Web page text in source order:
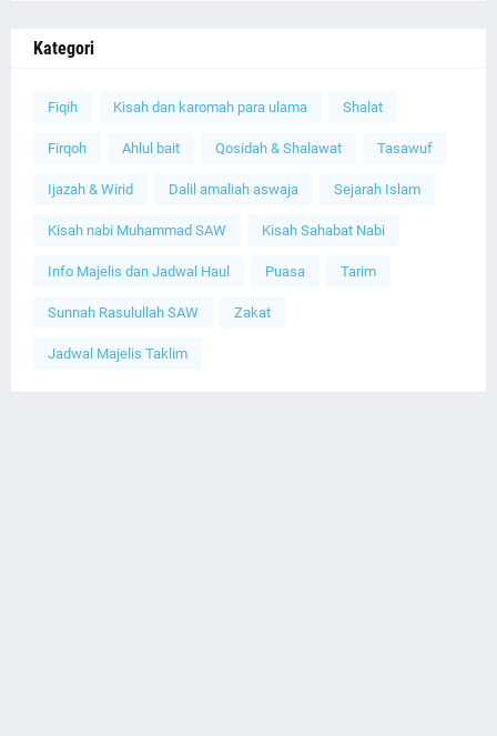
Kategori
Fiqih Kisah dan karomah para ulama Shalat
Firqoh Ahlul bait Qosidah & Shalawat Tasawuf
Ijazah & Wirid Dalil amaliah aswaja Sejarah Islam
Kisah nabi Muhammad SAW Kisah Sahabat Nabi
Info Majelis dan Jadwal Haul Puasa Tarim
Sunnah Rasulullah SAW Zakat
Jadwal Majelis Taklim